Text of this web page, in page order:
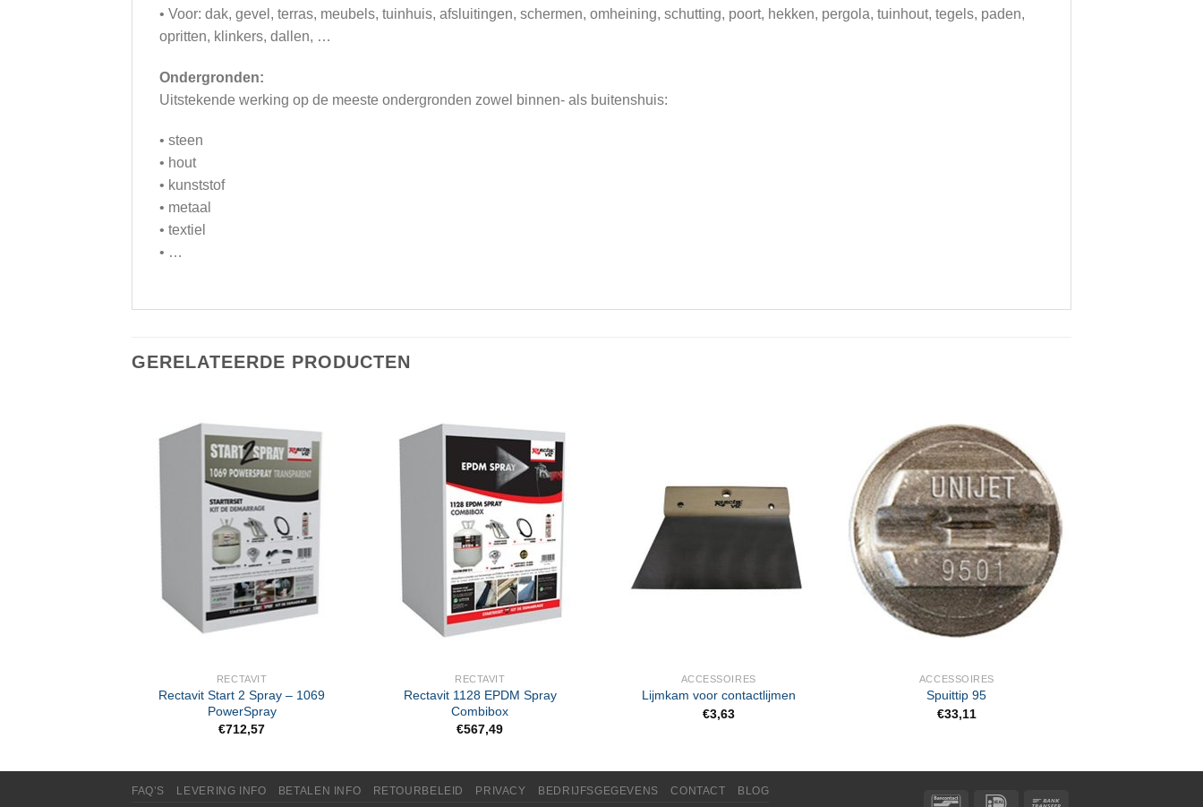
• Voor: dak, gevel, terras, meubels, tuinhuis, afsluitingen, schermen, omheining, schutting, poort, hekken, pergola, tuinhout, tegels, paden,
opritten, klinkers, dallen, …
Ondergronden:
Uitstekende werking op de meeste ondergronden zowel binnen- als buitenshuis:
• steen
• hout
• kunststof
• metaal
• textiel
• …
GERELATEERDE PRODUCTEN
RECTAVIT
Rectavit Start 2 Spray – 1069
PowerSpray
€712,57
RECTAVIT
Rectavit 1128 EPDM Spray
Combibox
€567,49
ACCESSOIRES
Lijmkam voor contactlijmen
€3,63
ACCESSOIRES
Spuittip 95
€33,11
FAQ’S LEVERING INFO BETALEN INFO RETOURBELEID PRIVACY BEDRIJFSGEGEVENS CONTACT BLOG